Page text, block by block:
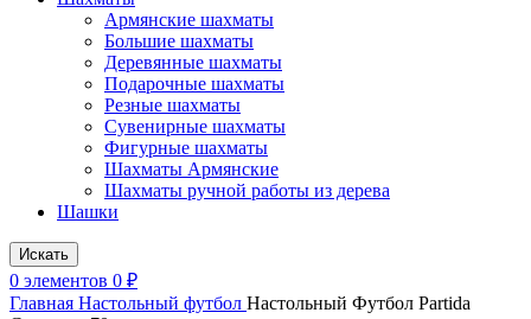
Армянские шахматы
Большие шахматы
Деревянные шахматы
Подарочные шахматы
Резные шахматы
Сувенирные шахматы
Фигурные шахматы
Шахматы Армянские
Шахматы ручной работы из дерева
Шашки
Искать
0 элементов 0 ₽
Главная Настольный футбол Настольный Футбол Partida